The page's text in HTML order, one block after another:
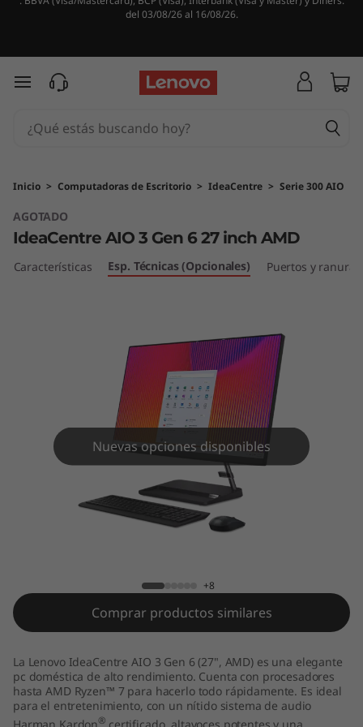
del 03/08/26 al 16/08/26.
Ir al contenido principal
Inicio > Computadoras de Escritorio > IdeaCentre > Serie 300 AIO
AGOTADO
IdeaCentre AIO 3 Gen 6 27 inch AMD
Características Esp. Técnicas (Opcionales) Puertos y ranuras
Nuevas opciones disponibles
+8
Comprar productos similares
La Lenovo IdeaCentre AIO 3 Gen 6 (27", AMD) es una elegante
pc doméstica de alto rendimiento. Cuenta con procesadores
hasta AMD Ryzen™ 7 para hacerlo todo rápidamente. Es ideal
para el entretenimiento, con un nítido sistema de audio
Harman Kardon® certificado, altavoces potentes y una